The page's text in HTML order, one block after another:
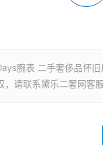
腕表 二手奢侈品怀旧
，请联系黛乐二奢网